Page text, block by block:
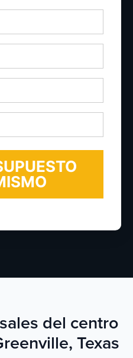
del centro
Texas